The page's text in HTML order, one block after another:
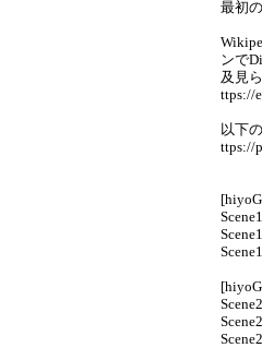
最初
ンで
及見
ttps://
以下
ttps://